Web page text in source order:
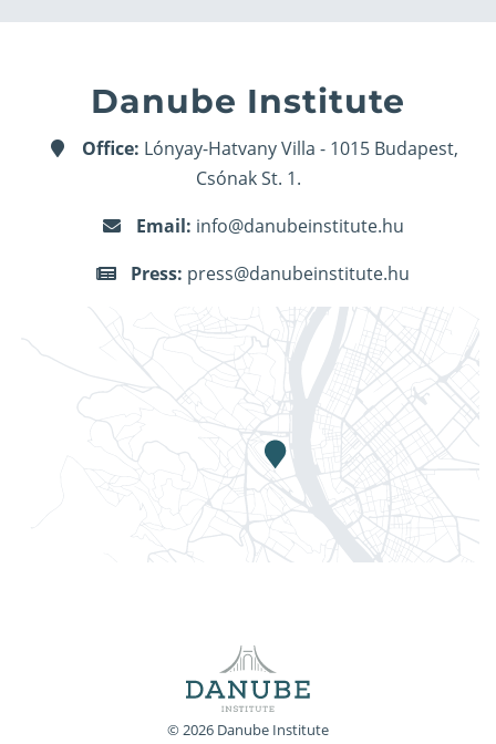
Danube Institute
Office: Lónyay-Hatvany Villa - 1015 Budapest,
Csónak St. 1.
Email: info@danubeinstitute.hu
Press: press@danubeinstitute.hu
© 2026 Danube Institute